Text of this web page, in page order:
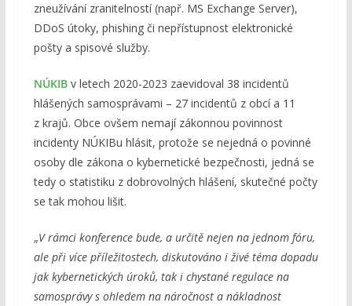
zneužívání zranitelností (např. MS Exchange Server),
DDoS útoky, phishing či nepřístupnost elektronické
pošty a spisové služby.
NÚKIBv letech 2020-2023 zaevidoval 38 incidentů
hlášených samosprávami – 27 incidentů z obcí a 11
z krajů. Obce ovšem nemají zákonnou povinnost
incidenty NÚKIBu hlásit, protože se nejedná o povinné
osoby dle zákona o kybernetické bezpečnosti, jedná se
tedy o statistiku z dobrovolných hlášení, skutečné počty
se tak mohou lišit.
„V rámci konference bude, a určitě nejen na jednom fóru,
ale při více příležitostech, diskutováno i živé téma dopadu
jak kybernetických úroků, tak i chystané regulace na
samosprávy s ohledem na náročnost a nákladnost